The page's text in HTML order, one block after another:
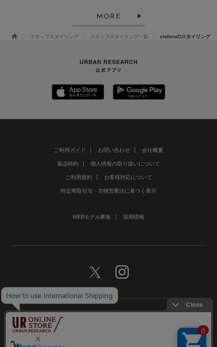
MORE
スタッフスタイリング スタッフスタイリング一覧 chihiroのスタイリング
ご利用ガイド お問い合わせ 会社概要
返品特約 個人情報の取り扱いについて
ご利用規約 お客様対応について
特定商取引法・古物営業法に基づく表示
WEBモデル募集 採用情報